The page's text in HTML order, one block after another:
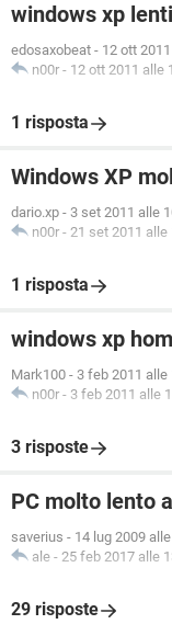
windows xp
edosaxobeat - 12 ott
n00r - 12 ott 2011 alle
1 risposta
Windows XP
dario.xp - 3 set 2011 alle
n00r - 21 set 2011 alle
1 risposta
windows xp
Mark100 - 3 feb 2011 alle
n00r - 3 feb 2011 alle
3 risposte
PC molto lento
saverius - 14 lug 2009
ale - 25 feb 2017 alle
29 risposte